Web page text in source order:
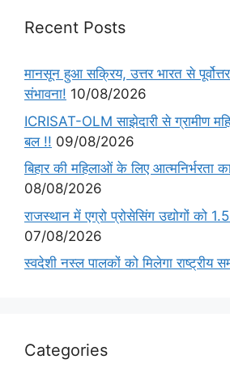
Recent Posts
मानसून हुआ सक्रिय, उत्तर भारत से
संभावना! 10/08/2026
ICRISAT-OLM साझेदारी से ग्रामीण
बल !! 09/08/2026
बिहार की महिलाओं के लिए आत्मनिर्भरता
08/08/2026
राजस्थान में एग्रो प्रोसेसिंग उद्योगों को
07/08/2026
स्वदेशी नस्ल पालकों को मिलेगा राष्ट्रीय
Categories